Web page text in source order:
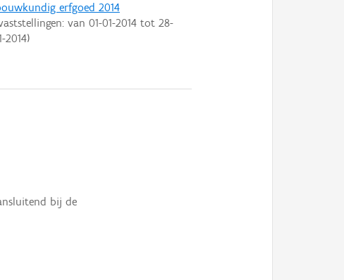
erfgoed 2014
van 01-01-2014tot 28-
2014)
bij de